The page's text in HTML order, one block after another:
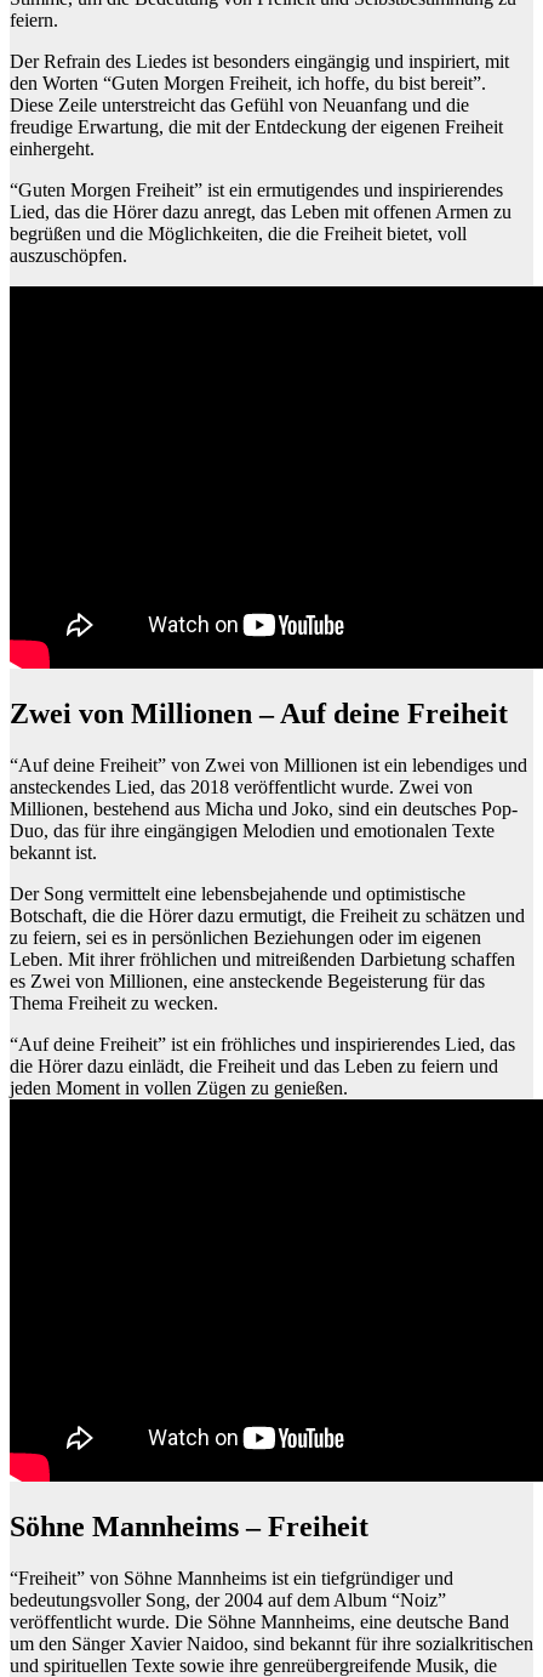
feiern.
Der Refrain des Liedes ist besonders eingängig und inspiriert, mit
den Worten “Guten Morgen Freiheit, ich hoffe, du bist bereit”.
Diese Zeile unterstreicht das Gefühl von Neuanfang und die
freudige Erwartung, die mit der Entdeckung der eigenen Freiheit
einhergeht.
“Guten Morgen Freiheit” ist ein ermutigendes und inspirierendes
Lied, das die Hörer dazu anregt, das Leben mit offenen Armen zu
begrüßen und die Möglichkeiten, die die Freiheit bietet, voll
auszuschöpfen.
Zwei von Millionen – Auf deine Freiheit
“Auf deine Freiheit” von Zwei von Millionen ist ein lebendiges und
ansteckendes Lied, das 2018 veröffentlicht wurde. Zwei von
Millionen, bestehend aus Micha und Joko, sind ein deutsches Pop-
Duo, das für ihre eingängigen Melodien und emotionalen Texte
bekannt ist.
Der Song vermittelt eine lebensbejahende und optimistische
Botschaft, die die Hörer dazu ermutigt, die Freiheit zu schätzen und
zu feiern, sei es in persönlichen Beziehungen oder im eigenen
Leben. Mit ihrer fröhlichen und mitreißenden Darbietung schaffen
es Zwei von Millionen, eine ansteckende Begeisterung für das
Thema Freiheit zu wecken.
“Auf deine Freiheit” ist ein fröhliches und inspirierendes Lied, das
die Hörer dazu einlädt, die Freiheit und das Leben zu feiern und
jeden Moment in vollen Zügen zu genießen.
Söhne Mannheims – Freiheit
“Freiheit” von Söhne Mannheims ist ein tiefgründiger und
bedeutungsvoller Song, der 2004 auf dem Album “Noiz”
veröffentlicht wurde. Die Söhne Mannheims, eine deutsche Band
um den Sänger Xavier Naidoo, sind bekannt für ihre sozialkritischen
und spirituellen Texte sowie ihre genreübergreifende Musik, die